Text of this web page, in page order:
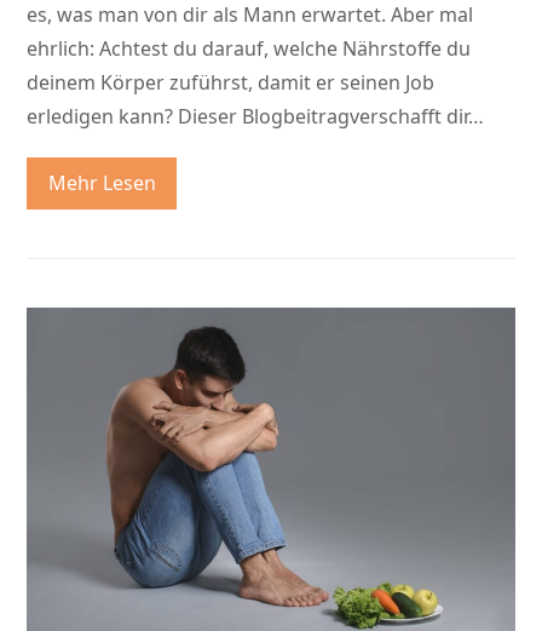
es, was man von dir als Mann erwartet. Aber mal
ehrlich: Achtest du darauf, welche Nährstoffe du
deinem Körper zuführst, damit er seinen Job
erledigen kann? Dieser Blogbeitragverschafft dir…
Mehr Lesen